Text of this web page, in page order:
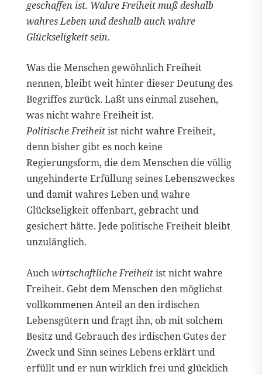
geschaffen ist. Wahre Freiheit muß deshalb
wahres Leben und deshalb auch wahre
Glückseligkeit sein.
Was die Menschen gewöhnlich Freiheit
nennen, bleibt weit hinter dieser Deutung des
Begriffes zurück. Laßt uns einmal zusehen,
was nicht wahre Freiheit ist.
Politische Freiheitist nicht wahre Freiheit,
denn bisher gibt es noch keine
Regierungsform, die dem Menschen die völlig
ungehinderte Erfüllung seines Lebenszweckes
und damit wahres Leben und wahre
Glückseligkeit offenbart, gebracht und
gesichert hätte. Jede politische Freiheit bleibt
unzulänglich.
Auchwirtschaftliche Freiheitist nicht wahre
Freiheit. Gebt dem Menschen den möglichst
vollkommenen Anteil an den irdischen
Lebensgütern und fragt ihn, ob mit solchem
Besitz und Gebrauch des irdischen Gutes der
Zweck und Sinn seines Lebens erklärt und
erfüllt und er nun wirklich frei und glücklich